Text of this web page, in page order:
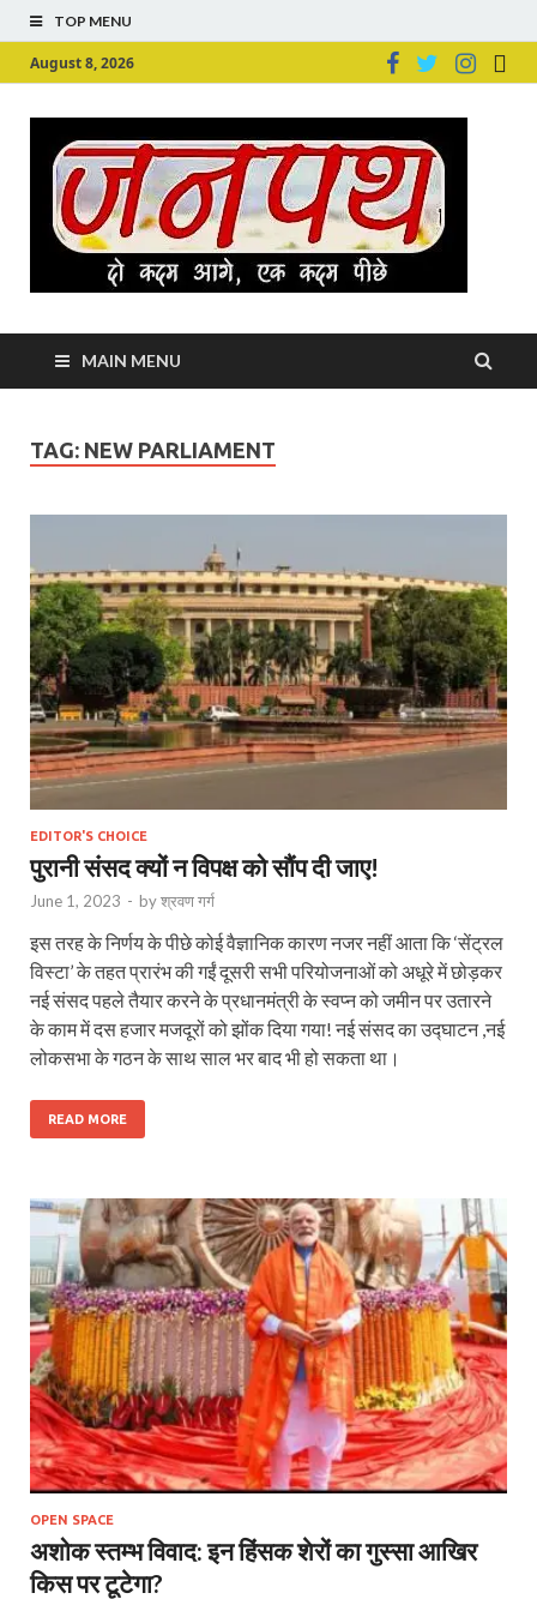
TOP MENU
August 8, 2026
MAIN MENU
TAG: NEW PARLIAMENT
EDITOR'S CHOICE
पुरानी संसद क्यों न विपक्ष को सौंप दी जाए!
June 1, 2023 - byश्रवण गर्ग
इस तरह के निर्णय के पीछे कोई वैज्ञानिक कारण नजर नहीं आता कि ‘सेंट्रल
विस्टा’ के तहत प्रारंभ की गईं दूसरी सभी परियोजनाओं को अधूरे में छोड़कर
नई संसद पहले तैयार करने के प्रधानमंत्री के स्वप्न को जमीन पर उतारने
के काम में दस हजार मजदूरों को झोंक दिया गया! नई संसद का उद्घाटन ,नई
लोकसभा के गठन के साथ साल भर बाद भी हो सकता था।
READ MORE
OPEN SPACE
अशोक स्तम्भ विवाद: इन हिंसक शेरों का गुस्सा आखिर
किस पर टूटेगा?